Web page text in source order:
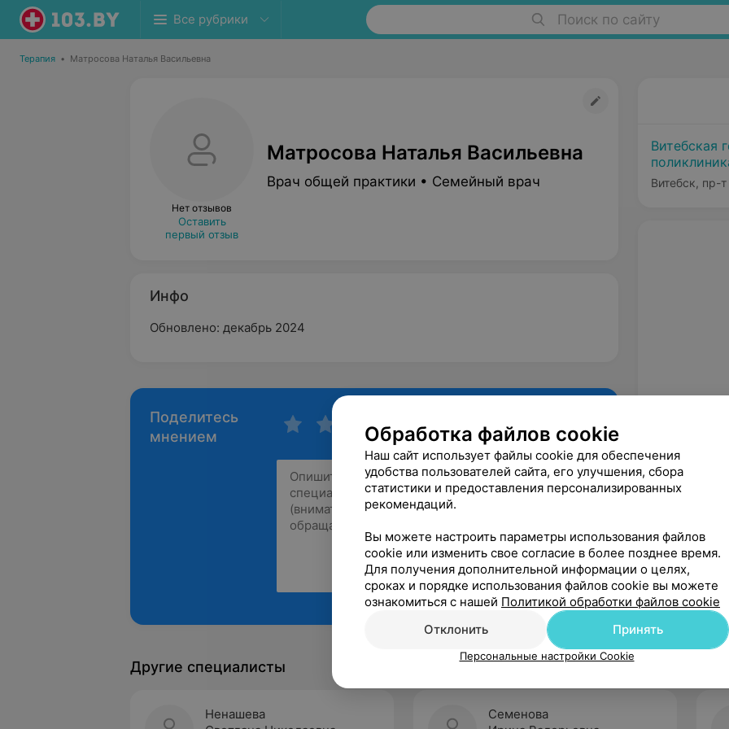
Все рубрики Поиск по сайту
Терапия • Матросова Наталья Васильевна
Нет отзывов
Оставить
первый отзыв
Матросова Наталья Васильевна
Врач общей практики • Семейный врач
Инфо
Обновлено: декабрь 2024
Поделитесь
мнением
Рекомендую
Витебская
Витебск, пр-
Другие специалисты
Ненашева
Семенова
Обработка файлов cookie
Наш сайт использует файлы cookie для обеспечения
удобства пользователей сайта, его улучшения, сбора
статистики и предоставления персонализированных
рекомендаций.
Вы можете настроить параметры использования файлов
cookie или изменить свое согласие в более позднее время.
Для получения дополнительной информации о целях,
сроках и порядке использования файлов cookie вы можете
ознакомиться с нашей Политикой обработки файлов cookie
Отклонить
Принять
Персональные настройки Cookie